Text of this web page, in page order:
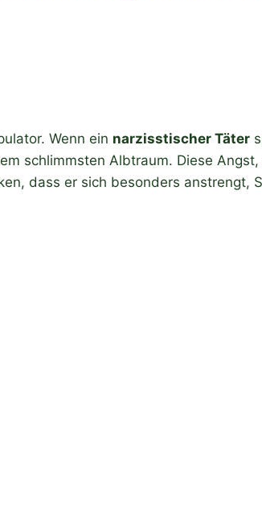
Wenn ein narzisstischer Täter
schlimmsten Albtraum. Diese
dass er sich besonders anstrengt,